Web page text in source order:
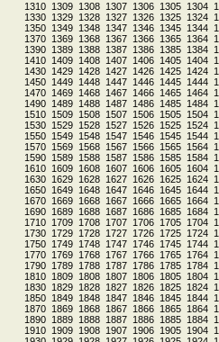
1304
1305
1306
1307
1308
1309
1310
1324
1325
1326
1327
1328
1329
1330
1344
1345
1346
1347
1348
1349
1350
1364
1365
1366
1367
1368
1369
1370
1384
1385
1386
1387
1388
1389
1390
1404
1405
1406
1407
1408
1409
1410
1424
1425
1426
1427
1428
1429
1430
1444
1445
1446
1447
1448
1449
1450
1464
1465
1466
1467
1468
1469
1470
1484
1485
1486
1487
1488
1489
1490
1504
1505
1506
1507
1508
1509
1510
1524
1525
1526
1527
1528
1529
1530
1544
1545
1546
1547
1548
1549
1550
1564
1565
1566
1567
1568
1569
1570
1584
1585
1586
1587
1588
1589
1590
1604
1605
1606
1607
1608
1609
1610
1624
1625
1626
1627
1628
1629
1630
1644
1645
1646
1647
1648
1649
1650
1664
1665
1666
1667
1668
1669
1670
1684
1685
1686
1687
1688
1689
1690
1704
1705
1706
1707
1708
1709
1710
1724
1725
1726
1727
1728
1729
1730
1744
1745
1746
1747
1748
1749
1750
1764
1765
1766
1767
1768
1769
1770
1784
1785
1786
1787
1788
1789
1790
1804
1805
1806
1807
1808
1809
1810
1824
1825
1826
1827
1828
1829
1830
1844
1845
1846
1847
1848
1849
1850
1864
1865
1866
1867
1868
1869
1870
1884
1885
1886
1887
1888
1889
1890
1904
1905
1906
1907
1908
1909
1910